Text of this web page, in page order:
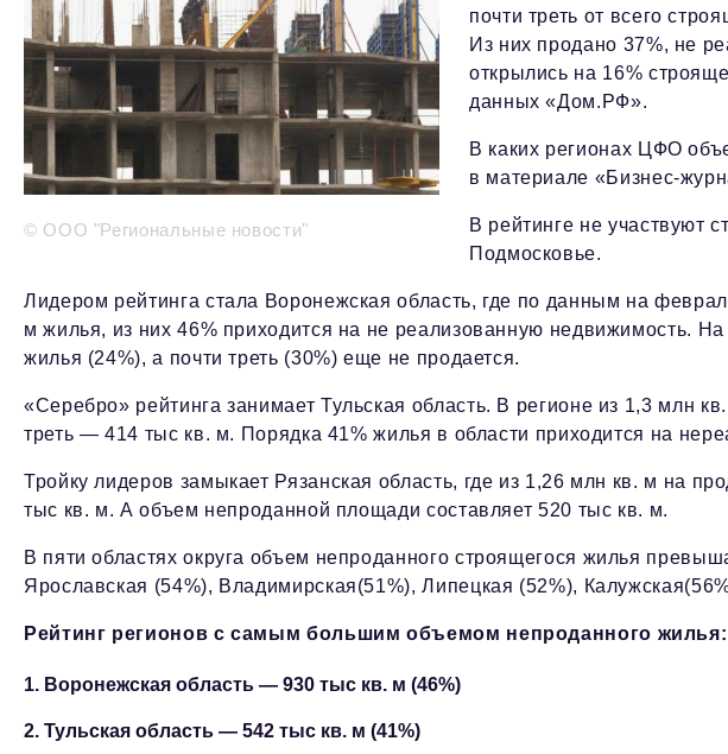
© ООО "Региональные новости"
почти треть от всего
Из них продано 37%, не
открылись на 16%
данных «Дом.РФ».
В каких регионах ЦФО
в материале «Бизнес-
В рейтинге не участвуют
Подмосковье.
Лидером рейтинга стала Воронежская область, где по данным на
м жилья, из них 46% приходится на не реализованную недвижимость.
жилья (24%), а почти треть (30%) еще не продается.
«Серебро» рейтинга занимает Тульская область. В регионе из 1,3 млн
треть — 414 тыс кв. м. Порядка 41% жилья в области приходится на
Тройку лидеров замыкает Рязанская область, где из 1,26 млн кв. м на
тыс кв. м. А объем непроданной площади составляет 520 тыс кв. м.
В пяти областях округа объем непроданного строящегося жилья
Ярославская (54%), Владимирская(51%), Липецкая (52%),
Рейтинг регионов с самым большим объемом непроданного жилья:
1. Воронежская область — 930 тыс кв. м (46%)
2. Тульская область — 542 тыс кв. м (41%)